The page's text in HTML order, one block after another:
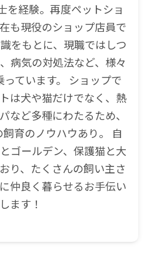
を経験。再度ペットショ
も現役のショップ店員で
をもとに、現職ではしつ
病気の対処法など、様々
ています。 ショップで
は犬や猫だけでなく、熱
など多種にわたるため、
育のノウハウあり。 自
ゴールデン、保護猫と大
り、たくさんの飼い主さ
仲良く暮らせるお手伝い
ます！